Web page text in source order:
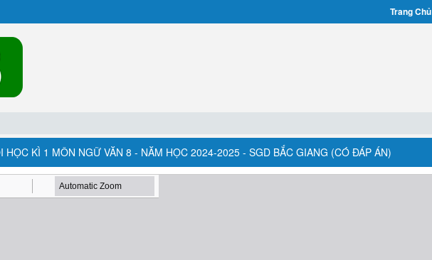
Trang Chủ
KÌ 1 MÔN NGỮ VĂN 8 - NĂM HỌC 2024-2025 - SGD BẮC GIANG (CÓ ĐÁP ÁN)